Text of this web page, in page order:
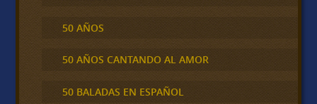
50 AÑOS
50 AÑOS CANTANDO AL AMOR
50 BALADAS EN ESPAÑOL